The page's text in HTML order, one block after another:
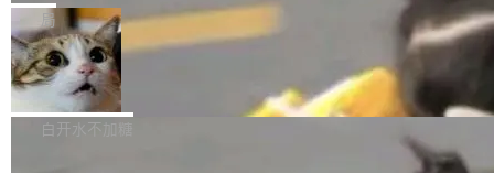
是把这段空隙补上。 回退到任何一次编辑：Delt
aDB 捕获 commit 之间的每一次操作，...
微软同期总资本开支的四成。 与亚马逊、Alpha
bet、微软以及 Meta 等传统科技巨头相比，Spa
ceXAI的资金消耗速度尤为引人瞩目。然而，支
撑庞大支出的资金来源却呈现出截然不同的面
貌。数据显示，微软和 Meta 主要依托充沛的经
一个在终端里运行的编程 agent；Muse Spark
1.2，驱动这个 agent 的新模型。一句话概括：
你可以用 curl -fsSL https://dev.meta.ai/install.
sh | bash 安装一个能在大项目里自动规划、写
代码、验证结果的 AI 终端工具。 据介绍，Muse
局
美团开源 LoHoSearch，用知识图谱校
准 AI 能力认知
机器出题的前提，是让机器拥有全局视野。整个
构建流程可以分为四个环节：建图 → 控制难度
白开水不加糖